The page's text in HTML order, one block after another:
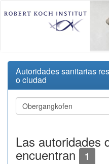
Autoridades sanitarias
o ciudad
Las autoridades
encuentran 1